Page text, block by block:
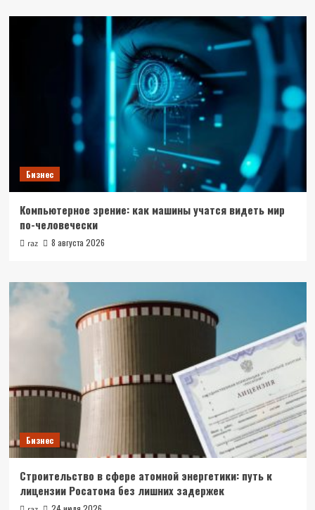
Бизнес
Компьютерное зрение: как машины учатся видеть мир
по-человечески
raz 8 августа 2026
Бизнес
Строительство в сфере атомной энергетики: путь к
лицензии Росатома без лишних задержек